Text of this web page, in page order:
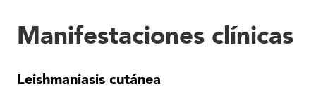
Manifestaciones clínicas
Leishmaniasis cutánea